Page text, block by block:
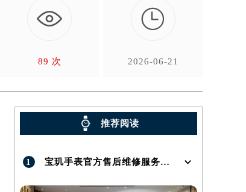
89 次

2026-06-21
推荐阅读
1 宝玑手表官方售后维修服务点地址在哪呢？